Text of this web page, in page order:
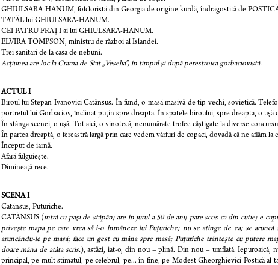
GHIULSARA-HANUM, folcloristă din Georgia de origine kurdă, îndrăgostită de
TATĂL lui GHIULSARA-HANUM.
CEI PATRU FRAŢI ai lui GHIULSARA-HANUM.
ELVIRA TOMPSON, ministru de război al Islandei.
Trei sanitari de la casa de nebuni.
Acţiunea are loc la Crama de Stat „Veselia”, în timpul şi după perestroica gorbaciovistă.
ACTUL I
Biroul lui Stepan Ivanovici Catănsus. În fund, o masă masivă de tip vechi, sovietică.
portretul lui Gorbaciov, înclinat puţin spre dreapta. În spatele biroului, spre dreapta, o uşă
În stânga scenei, o uşă. Tot aici, o vinotecă, nenumărate trofee câştigate la diverse
În partea dreaptă, o fereastră largă prin care vedem vârfuri de copaci, dovadă că ne aflăm la
Început de iarnă.
Afară fulguieşte.
Dimineaţă rece.
SCENA I
Catănsus, Puţuriche.
CATĂNSUS (intră cu paşi de stăpân; are în jurul a 50 de ani; pare scos ca din cutie; e
priveşte mapa pe care vrea să i-o înmâneze lui Puţuriche; nu se atinge de ea; se
aruncându-le pe masă; face un gest cu mâna spre masă; Puţuriche trânteşte cu putere
doare mâna de atâta scris.), astăzi, iat-o, din nou – plină. Din nou – umflată. Iepuroaică,
principal, pe mult stimatul, pe celebrul, pe... în fine, pe Modest Gheorghievici Postică al